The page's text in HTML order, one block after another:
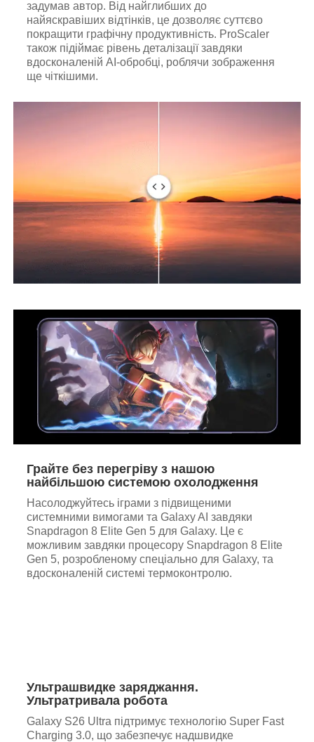
задумав автор. Від найглибших до
найяскравіших відтінків, це дозволяє суттєво
покращити графічну продуктивність. ProScaler
також підіймає рівень деталізації завдяки
вдосконаленій AI-обробці, роблячи зображення
ще чіткішими.
Грайте без перегріву з нашою
найбільшою системою охолодження
Насолоджуйтесь іграми з підвищеними
системними вимогами та Galaxy AI завдяки
Snapdragon 8 Elite Gen 5 для Galaxy. Це є
можливим завдяки процесору Snapdragon 8 Elite
Gen 5, розробленому спеціально для Galaxy, та
вдосконаленій системі термоконтролю.
Ультрашвидке заряджання.
Ультратривала робота
Galaxy S26 Ultra підтримує технологію Super Fast
Charging 3.0, що забезпечує надшвидке